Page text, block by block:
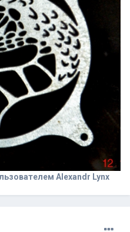
Alexandr Lynx